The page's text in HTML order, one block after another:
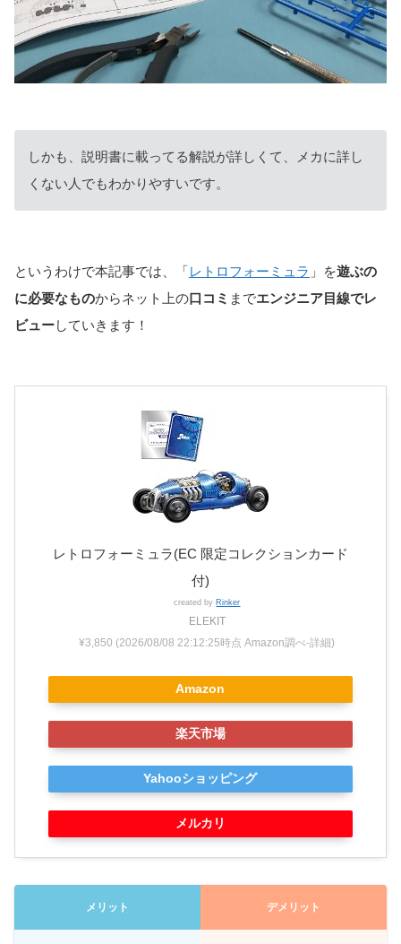
しかも、説明書に載ってる解説が詳しくて、メカに詳し
くない人でもわかりやすいです。
というわけで本記事では、「レトロフォーミュラ 」を遊ぶの
に必要なものからネット上の口コミ までエンジニア目線でレ
ビューしていきます！
レトロフォーミュラ(EC 限定コレクションカード
付)
created by Rinker
ELEKIT
¥3,850 (2026/08/08 22:12:25時点 Amazon調べ-詳細)
Amazon
楽天市場
Yahooショッピング
メルカリ
メリット デメリット